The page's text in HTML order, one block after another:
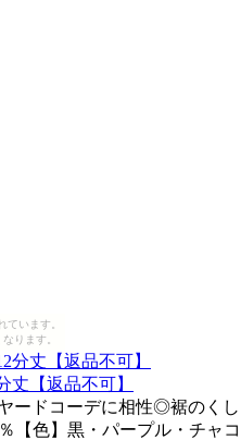
います。
ります。
【返品不可】
ードコーデに相性◎裾のく
色】黒・パープル・チャ